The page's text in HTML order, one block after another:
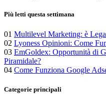
Più letti questa settimana
01 Multilevel Marketing: è
02 Lyoness Opinioni: Come
03 EmGoldex: Opportunità di
Piramidale?
04 Come Funziona Google
Categorie principali